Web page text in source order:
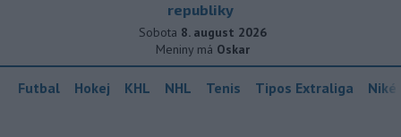
republiky
Sobota 8. august 2026
Meniny má Oskar
Futbal Hokej KHL NHL Tenis Tipos Extraliga